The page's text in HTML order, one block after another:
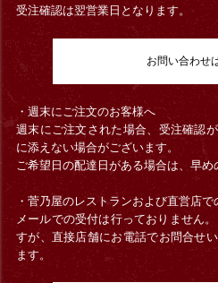
受注確認は翌営業日となります。
お問い合わせ
・週末にご注文のお客様へ
週末にご注文された場合、受注確認
に添えない場合がございます。
ご希望日の配達日がある場合は、早め
・菅乃屋のレストランおよび直営店
メールでの受付は行っておりません
すが、直接店舗にお電話でお問合せ
ます。